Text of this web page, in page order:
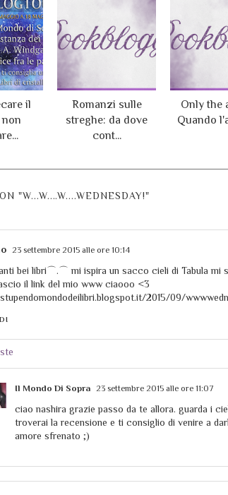
il
non
Romanzi sulle
streghe: da dove
cont...
Only the
Quando
"W...W....W....WEDNESDAY!"
23 settembre 2015 alle ore 10:14
bei libri⌒.⌒ mi ispira un sacco cieli di Tabula mi
il link del mio www ciaooo <3
2015/09/
Il Mondo Di Sopra 23 settembre 2015 alle ore 11:07
ciao nashira grazie passo da te allora. guarda i
troverai la recensione e ti consiglio di venire a
amore sfrenato ;)